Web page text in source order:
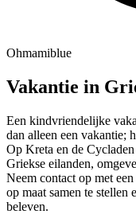
Ohmamiblue
Vakantie in
Een kindvriendelijke
dan alleen een vakantie;
Op Kreta en de
Griekse eilanden,
Neem contact op met
op maat samen te
beleven.